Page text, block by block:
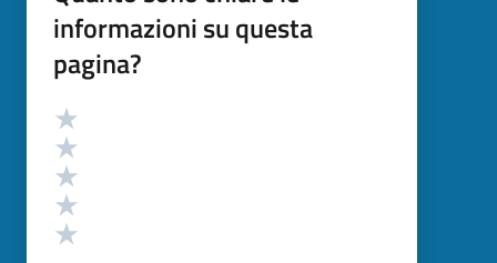
informazioni su questa
pagina?
Valutazione